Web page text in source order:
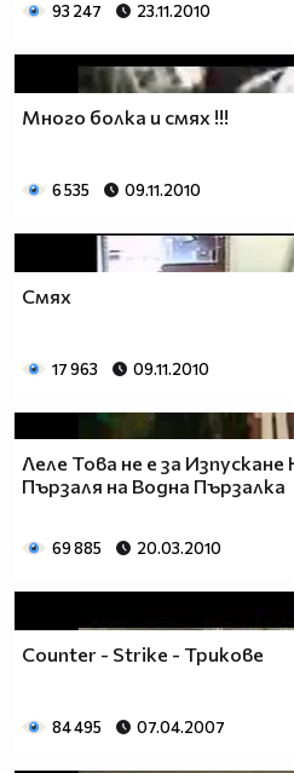
93 247 23.11.2010
Много болка и смях !!!
6 535 09.11.2010
Смях
17 963 09.11.2010
Леле Това не е за
Пързаля на Водна Пързалка
69 885 20.03.2010
Counter - Strike - Трикове
84 495 07.04.2007